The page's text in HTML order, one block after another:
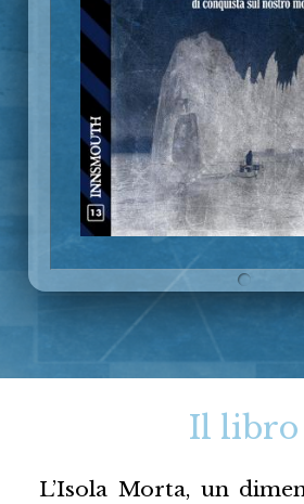
Il libro
L’Isola Morta, un